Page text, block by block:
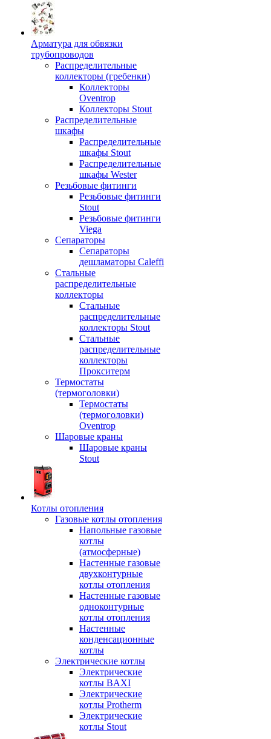
Арматура для обвязки
трубопроводов
Распределительные
коллекторы (гребенки)
Коллекторы
Oventrop
Коллекторы Stout
Распределительные
шкафы
Распределительные
шкафы Stout
Распределительные
шкафы Wester
Резьбовые фитинги
Резьбовые фитинги
Stout
Резьбовые фитинги
Viega
Сепараторы
Сепараторы
дешламаторы Caleffi
Стальные
распределительные
коллекторы
Стальные
распределительные
коллекторы Stout
Стальные
распределительные
коллекторы
Прокситерм
Термостаты
(термоголовки)
Термостаты
(термоголовки)
Oventrop
Шаровые краны
Шаровые краны
Stout
Котлы отопления
Газовые котлы отопления
Напольные газовые
котлы
(атмосферные)
Настенные газовые
двухконтурные
котлы отопления
Настенные газовые
одноконтурные
котлы отопления
Настенные
конденсационные
котлы
Электрические котлы
Электрические
котлы BAXI
Электрические
котлы Protherm
Электрические
котлы Stout